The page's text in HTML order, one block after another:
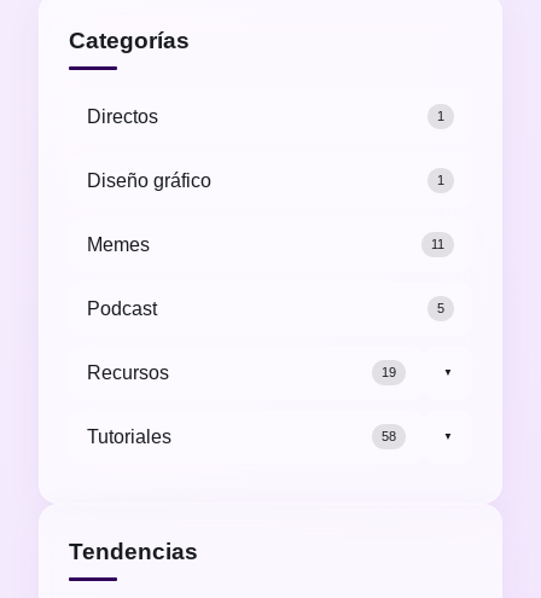
Categorías
Directos 1
Diseño gráfico 1
Memes 11
Podcast 5
Recursos 19 ▼
Tutoriales 58 ▼
Tendencias